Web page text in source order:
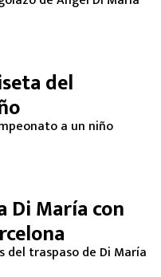
del
a un niño
Di María con
del traspaso de Di María